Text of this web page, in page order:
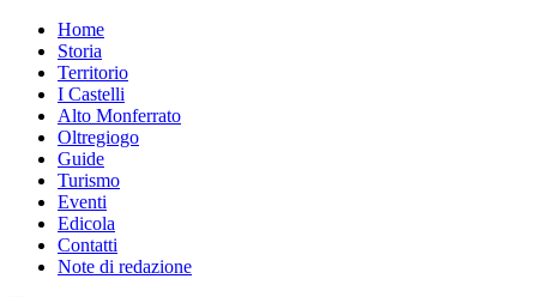
Home
Storia
Territorio
I Castelli
Alto Monferrato
Oltregiogo
Guide
Turismo
Eventi
Edicola
Contatti
Note di redazione